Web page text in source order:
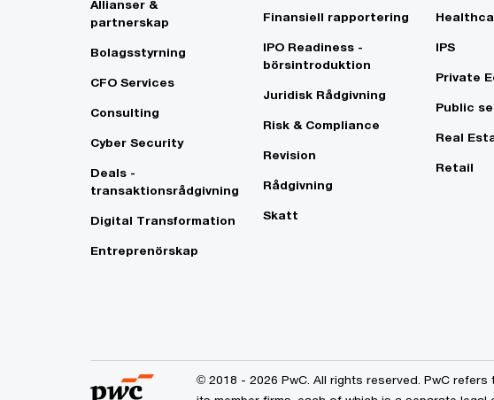
Allianser &
partnerskap
Bolagsstyrning
CFO Services
Consulting
Cyber Security
Deals -
transaktionsrådgivning
Digital Transformation
Entreprenörskap
Finansiell rapportering
IPO Readiness -
börsintroduktion
Juridisk Rådgivning
Risk & Compliance
Revision
Rådgivning
Skatt
IPS
Private
Public
Real
Retail
© 2018 - 2026 PwC. All rights reserved. PwC